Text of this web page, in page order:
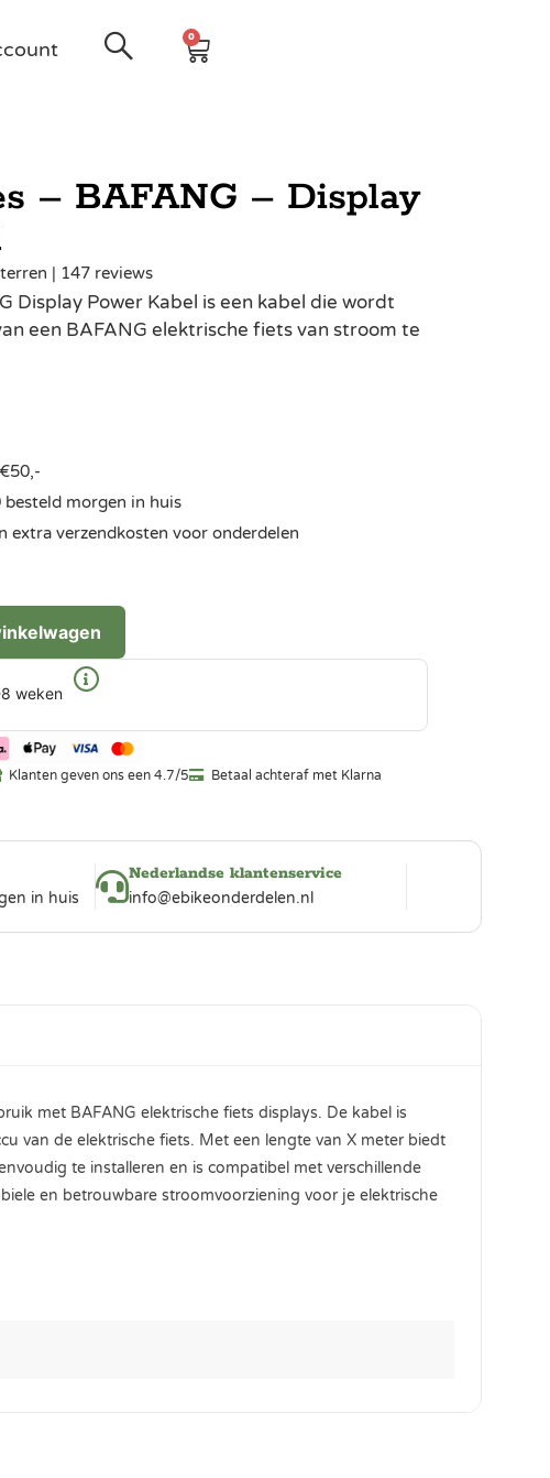
0
– BAFANG – Display
| 147 reviews
Display Power Kabel is een kabel die wordt
een BAFANG elektrische fiets van stroom te
morgen in huis
extra verzendkosten voor onderdelen
weken
Klanten geven ons een 4.7/5 Betaal achteraf met Klarna
in huis
Nederlandse klantenservice
info@ebikeonderdelen.nl
met BAFANG elektrische fiets displays. De kabel is
van de elektrische fiets. Met een lengte van X meter biedt
te installeren en is compatibel met verschillende
en betrouwbare stroomvoorziening voor je elektrische